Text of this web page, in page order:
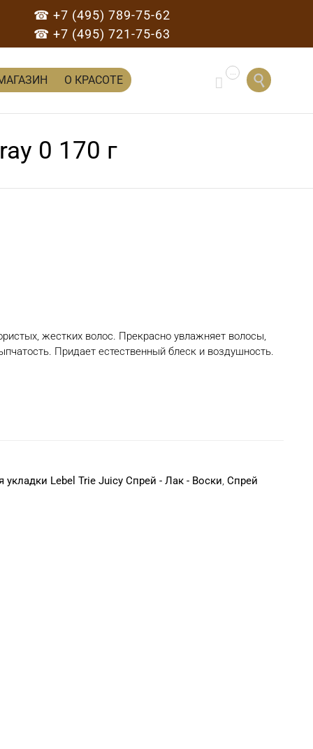
☎ +7 (495) 789-75-62
☎ +7 (495) 721-75-63
Перейти
к
О КРАСОТЕ  
0 170 г
жестких волос. Прекрасно увлажняет волосы,
Придает естественный блеск и воздушность.
укладки Lebel Trie Juicy Спрей - Лак - Воски,Спрей